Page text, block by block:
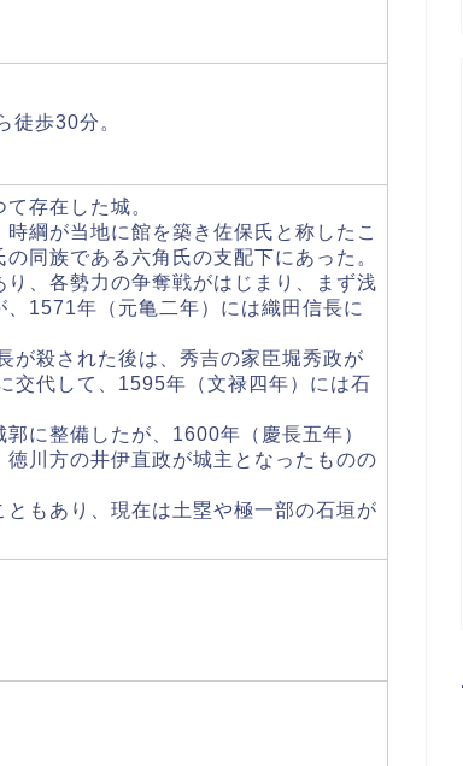
徒歩30分。
存在した城。
綱が当地に館を築き佐保氏と称したこ
同族である六角氏の支配下にあった。
、各勢力の争奪戦がはじまり、まず浅
1571年（元亀二年）には織田信長に
が殺された後は、秀吉の家臣堀秀政が
交代して、1595年（文禄四年）には石
に整備したが、1600年（慶長五年）
川方の井伊直政が城主となったものの
もあり、現在は土塁や極一部の石垣が